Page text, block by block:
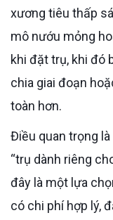
xương tiêu thấp
mô nướu mỏng
khi đặt trụ, khi đó
chia giai đoạn
toàn hơn.
Điều quan trọng là Neodent Grand Morse không phải
“trụ dành riêng
đây là một lựa
có chi phí hợp lý,